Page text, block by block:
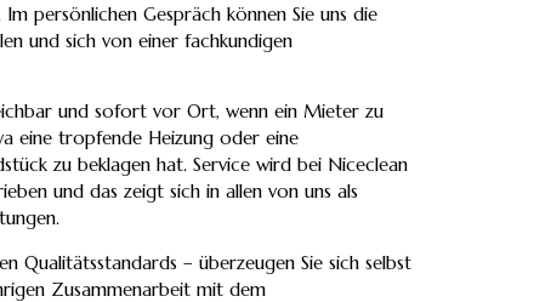
persönlichen Gespräch können Sie uns die
und sich von einer fachkundigen
und sofort vor Ort, wenn ein Mieter zu
eine tropfende Heizung oder eine
zu beklagen hat. Service wird bei Niceclean
und das zeigt sich in allen von uns als
Qualitätsstandards – überzeugen Sie sich selbst
Zusammenarbeit mit dem